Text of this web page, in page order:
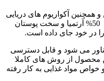
آکواریوم های دریایی
قابل استفاده می باشد. این محصول 50% آرتمیا و سخت پوستان
را در خود جای داده است.
می شود و قابل دسترسی
محصول از روش های کاملا
خواص مواد غذایی به کار رفته